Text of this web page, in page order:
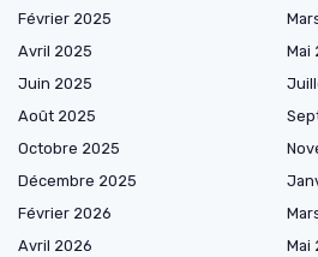
Février 2025
Avril 2025
Mai
Juin 2025
Août 2025
Octobre 2025
Décembre 2025
Février 2026
Avril 2026
Mai